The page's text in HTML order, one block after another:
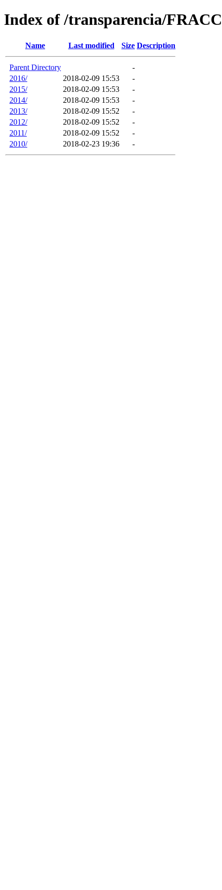
Index of /transparencia/
Name Last modified Size Description
Parent Directory
-
2016/
2018-02-09 15:53
-
2015/
2018-02-09 15:53
-
2014/
2018-02-09 15:53
-
2013/
2018-02-09 15:52
-
2012/
2018-02-09 15:52
-
2011/
2018-02-09 15:52
-
2010/
2018-02-23 19:36 -